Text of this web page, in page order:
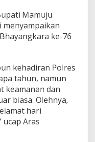
Mamuju
menyampaikan
ke-76
kehadiran Polres
tahun, namun
keamanan dan
biasa. Olehnya,
hari
Aras